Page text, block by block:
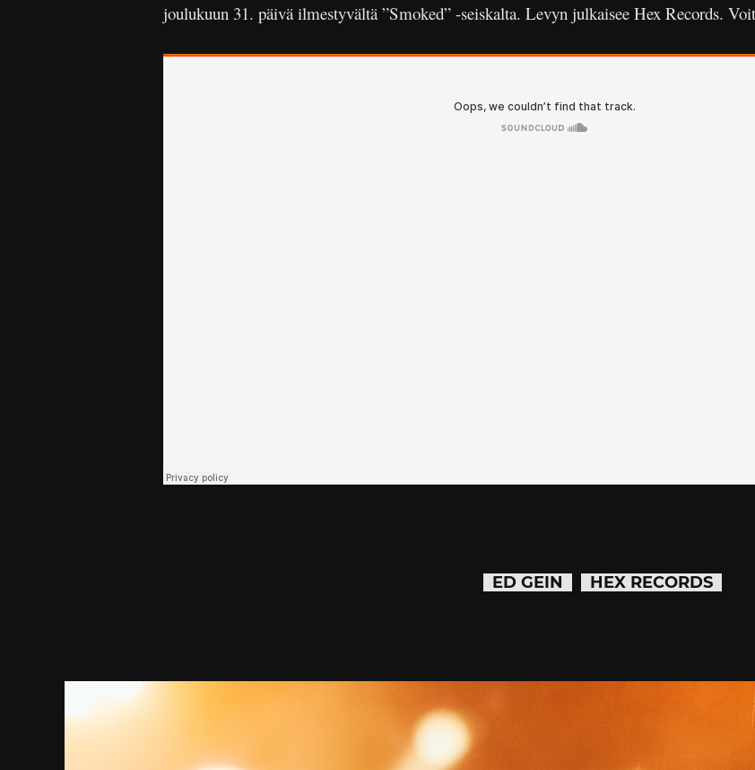
joulukuun 31. päivä ilmestyvältä ”Smoked” -seiskalta. Levyn julkaisee Hex Records.
ED GEIN HEX RECORDS